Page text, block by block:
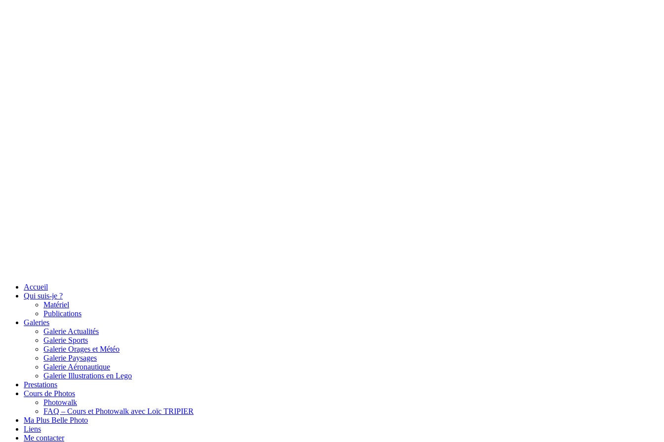
Accueil
Qui suis-je ?
Matériel
Publications
Galeries
Galerie Actualités
Galerie Sports
Galerie Orages et Météo
Galerie Paysages
Galerie Aéronautique
Galerie Illustrations en Lego
Prestations
Cours de Photos
Photowalk
FAQ – Cours et Photowalk avec Loïc TRIPIER
Ma Plus Belle Photo
Liens
Me contacter